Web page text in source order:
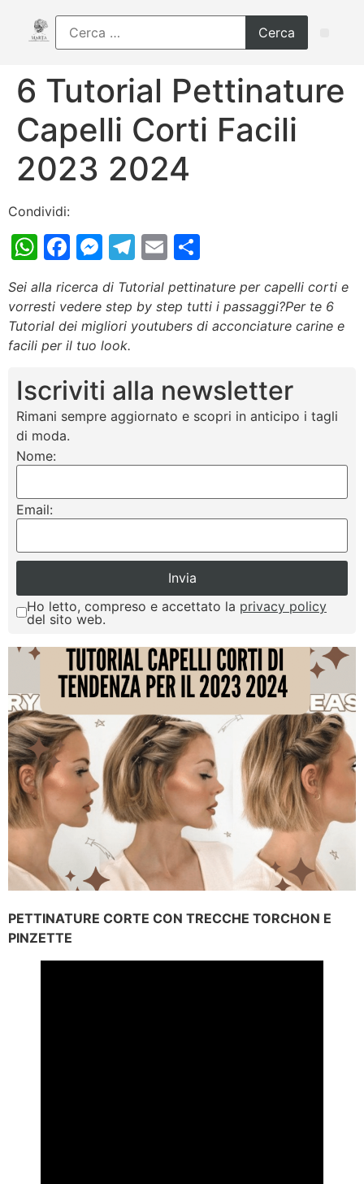
6 Tutorial Pettinature
Capelli Corti Facili
2023 2024
Condividi:
WhatsApp
Facebook
Messenger
Telegram
Email
Sei alla ricerca di Tutorial pettinature per capelli corti e
vorresti vedere step by step tutti i passaggi?Per te 6
Tutorial dei migliori youtubers di acconciature carine e
facili per il tuo look.
Iscriviti alla newsletter
Rimani sempre aggiornato e scopri in anticipo i tagli
di moda.
Nome:
Email:
Ho letto, compreso e accettato la privacy policy
del sito web.
PETTINATURE CORTE CON TRECCHE TORCHON E
PINZETTE